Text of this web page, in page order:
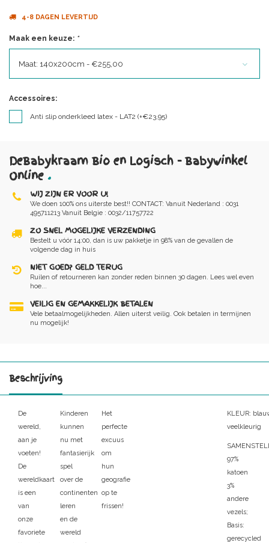
4-8 DAGEN LEVERTIJD
Maak een keuze: *
Maat: 140x200cm - €255,00
Accessoires:
Anti slip onderkleed latex - LAT2 (+€23,95)
DeBabykraam Bio en Logisch - Babywinkel
Online .
WIJ ZIJN ER VOOR U!
We doen 100% ons uiterste best!! CONTACT: Vanuit Nederland : 0031
495711213 Vanuit Belgie : 0032/11757722
ZO SNEL MOGELIJKE VERZENDING
Bestelt u vóór 14:00, dan is uw pakketje in 98% van de gevallen de
volgende dag in huis
NIET GOED? GELD TERUG
Ruilen of retourneren kan zonder reden binnen 30 dagen. Lees wel even
hoe...
VEILIG EN GEMAKKELIJK BETALEN
Vele betaalmogelijkheden. Allen uiterst veilig. Ook betalen in termijnen
nu mogelijk!
Beschrijving
De
wereld,
aan je
voeten!
De
wereldkaart
is een
van
onze
favoriete
Kinderen
kunnen
nu met
fantasierijk
spel
over de
continenten
leren
en de
wereld
Het
perfecte
excuus
om
hun
geografie
op te
frissen!
KLEUR:
veelkleurig
97%
katoen
3%
andere
vezels;
Basis:
gerecycled